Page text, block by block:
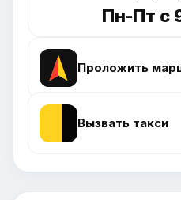
Пн-Пт с
Проложить
Вызвать такси